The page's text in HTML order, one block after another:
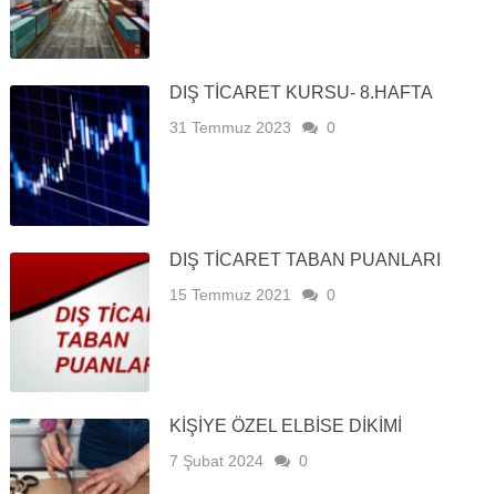
DIŞ TİCARET KURSU- 8.HAFTA
31 Temmuz 2023 0
DIŞ TICARET TABAN PUANLARI
15 Temmuz 2021 0
KIŞIYE ÖZEL ELBISE DIKIMI
7 Şubat 2024 0